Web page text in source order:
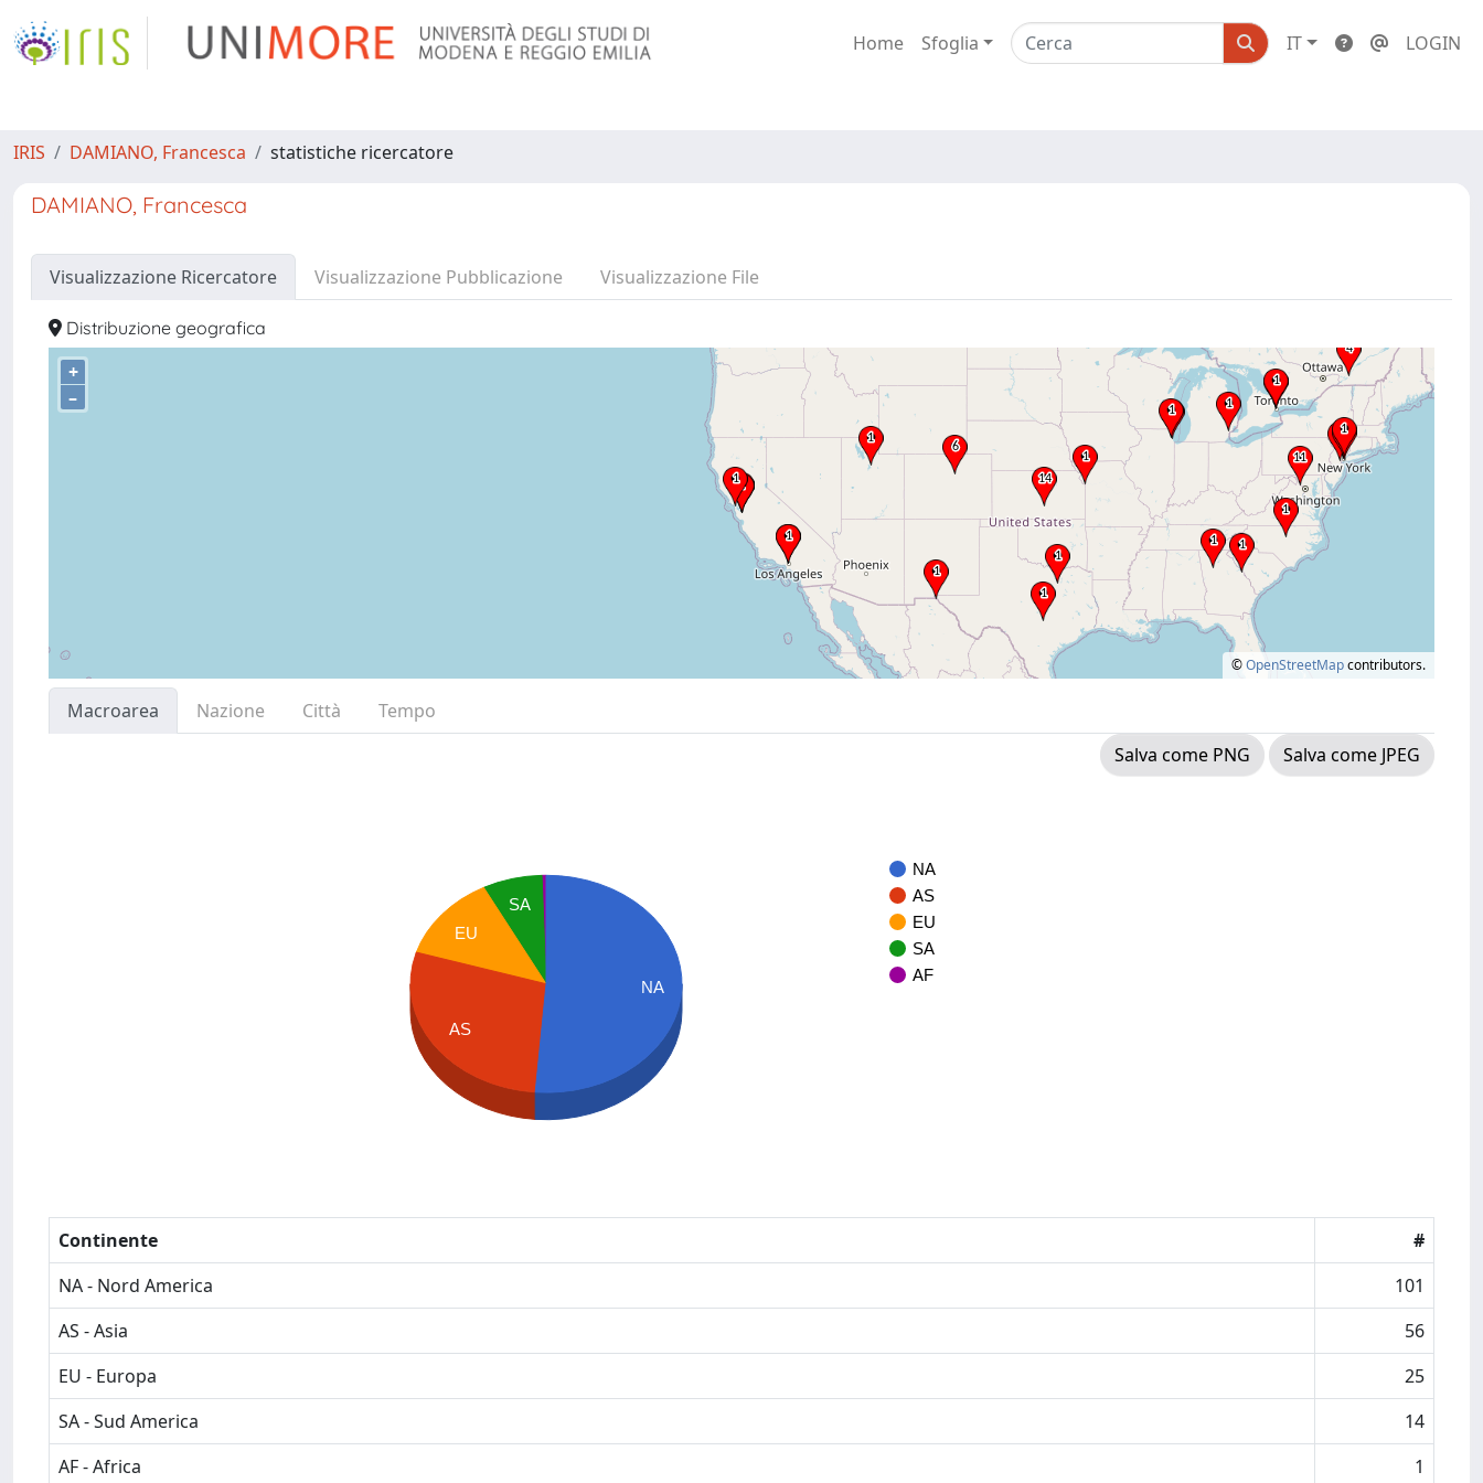
Home Sfoglia IT LOGIN
IRIS DAMIANO, Francesca statistiche ricercatore
DAMIANO, Francesca
Visualizzazione Ricercatore Visualizzazione Pubblicazione Visualizzazione File
Distribuzione geografica
+
–
©OpenStreetMapcontributors.
Macroarea Nazione Città
Tempo
Salva come PNG
Salva come JPEG
NA
AS
EU
SA
AF
SA
EU
AS
NA
Continente
#
NA - Nord America
101
AS - Asia
56
EU - Europa
25
SA - Sud America
14
AF - Africa
1